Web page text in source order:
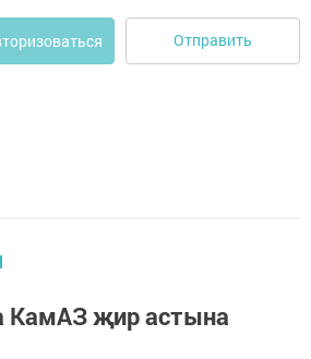
Отправить
КамАЗ җир астына